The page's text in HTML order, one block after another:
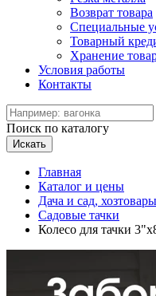
Возврат товара
Специальные
Товарный
Хранение
Условия работы
Контакты
Поиск по каталогу
Искать
Главная
Каталог и цены
Дача и сад, хозтовары
Садовые тачки
Колесо для тачки